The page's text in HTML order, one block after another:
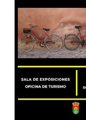
Enoturismo
La Olmilla, en